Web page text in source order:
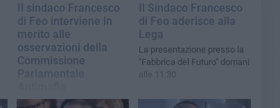
Il sindaco Francesco
di Feo interviene in
merito alle
osservazioni della
Commissione
«A Trinitapoli lo Stato è
Il Sindaco Francesco
di Feo aderisce alla
Lega
La presentazione presso la
"Fabbrica del Futuro" domani
alle 11:30